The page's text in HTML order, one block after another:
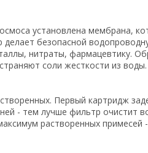
установлена мембрана,
безопасной
нитраты, фармацевтику.
соли жесткости из воды.
Первый картридж
- тем лучше фильтр очистит
растворенных примесей